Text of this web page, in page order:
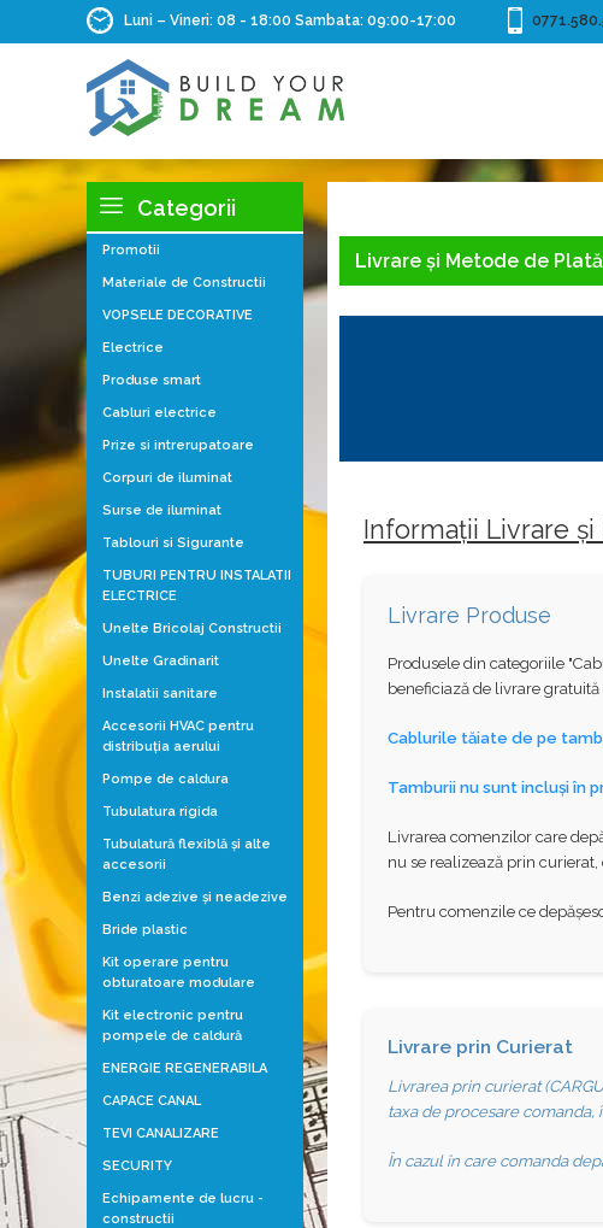
Luni – Vineri: 08 - 18:00 Sambata: 09:00-17:00
Categorii
Promotii
Materiale de Constructii
VOPSELE DECORATIVE
Electrice
Produse smart
Cabluri electrice
Prize si intrerupatoare
Corpuri de iluminat
Surse de iluminat
Tablouri si Sigurante
TUBURI PENTRU INSTALATII
ELECTRICE
Unelte Bricolaj Constructii
Unelte Gradinarit
Instalatii sanitare
Accesorii HVAC pentru
distribuţia aerului
Pompe de caldura
Tubulatura rigida
Tubulatură flexiblă şi alte
accesorii
Benzi adezive şi neadezive
Bride plastic
Kit operare pentru
obturatoare modulare
Kit electronic pentru
pompele de caldură
ENERGIE REGENERABILA
CAPACE CANAL
TEVI CANALIZARE
SECURITY
Echipamente de lucru -
constructii
Livrare și Metode de
Informații Livrare și
Livrare Produse
Produsele din categoriile
beneficiază de livrare
Cablurile tăiate de pe
Tamburii nu sunt incluși în
Livrarea comenzilor care
nu se realizează prin
Pentru comenzile ce
Livrare prin Curierat
Livrarea prin curierat
taxa de procesare
În cazul în care comanda